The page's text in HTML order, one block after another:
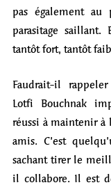
pas également
parasitage
tantôt fort, tantôt
Faudrait-il
Lotfi Bouchnak
réussi à maintenir à
amis. C’est
sachant tirer le
il collabore. Il est